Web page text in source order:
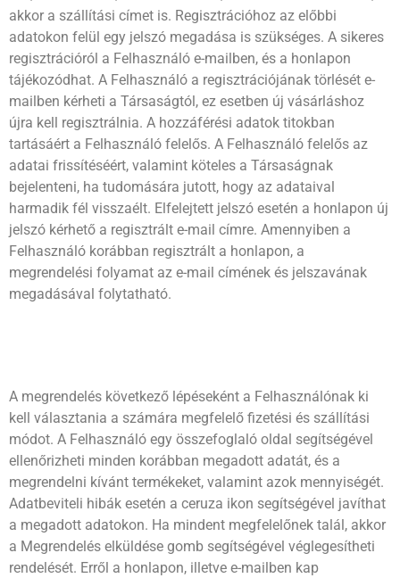
akkor a szállítási címet is. Regisztrációhoz az előbbi
adatokon felül egy jelszó megadása is szükséges. A sikeres
regisztrációról a Felhasználó e-mailben, és a honlapon
tájékozódhat. A Felhasználó a regisztrációjának törlését e-
mailben kérheti a Társaságtól, ez esetben új vásárláshoz
újra kell regisztrálnia. A hozzáférési adatok titokban
tartásáért a Felhasználó felelős. A Felhasználó felelős az
adatai frissítéséért, valamint köteles a Társaságnak
bejelenteni, ha tudomására jutott, hogy az adataival
harmadik fél visszaélt. Elfelejtett jelszó esetén a honlapon új
jelszó kérhető a regisztrált e-mail címre. Amennyiben a
Felhasználó korábban regisztrált a honlapon, a
megrendelési folyamat az e-mail címének és jelszavának
megadásával folytatható.
A megrendelés következő lépéseként a Felhasználónak ki
kell választania a számára megfelelő fizetési és szállítási
módot. A Felhasználó egy összefoglaló oldal segítségével
ellenőrizheti minden korábban megadott adatát, és a
megrendelni kívánt termékeket, valamint azok mennyiségét.
Adatbeviteli hibák esetén a ceruza ikon segítségével javíthat
a megadott adatokon. Ha mindent megfelelőnek talál, akkor
a Megrendelés elküldése gomb segítségével véglegesítheti
rendelését. Erről a honlapon, illetve e-mailben kap